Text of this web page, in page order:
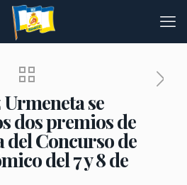
se
dos premios de
Concurso de
del 7 y 8 de